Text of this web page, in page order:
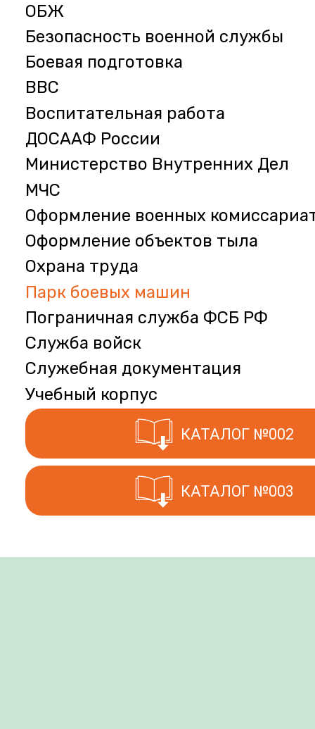
ОБЖ
Безопасность военной службы
Боевая подготовка
ВВС
Воспитательная работа
ДОСААФ России
Министерство Внутренних Дел
МЧС
Оформление военных
Оформление объектов тыла
Охрана труда
Парк боевых машин
Пограничная служба ФСБ РФ
Служба войск
Служебная документация
Учебный корпус
КАТАЛОГ №002
КАТАЛОГ №003